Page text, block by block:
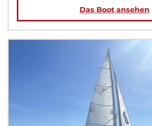
Das Boot ansehen